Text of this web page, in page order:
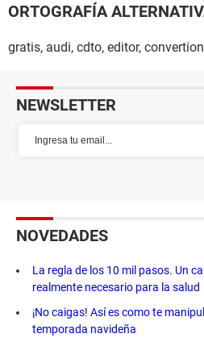
ORTOGRAFÍA
gratis, audi, cdto, editor,
NEWSLETTER
NOVEDADES
La regla de los 10 mil pasos. Un
realmente necesario para la salud
¡No caigas! Así es como te
temporada navideña